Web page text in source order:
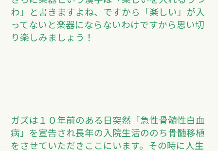
わ」と書きますよね、ですから「楽しい」が入
ってないと楽器にならないわけですから思い切
り楽しみましょう！
ガズは１０年前のある日突然「急性骨髄性白血
病」を宣告され長年の入院生活ののち骨髄移植
をさせていただきここにいます。その時に人生